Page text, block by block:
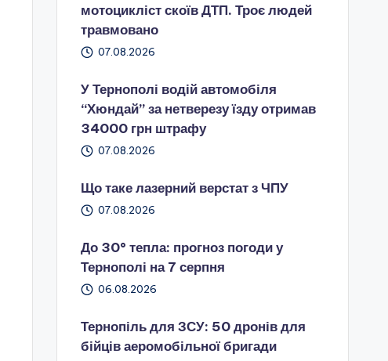
мотоцикліст скоїв ДТП. Троє людей
травмовано
07.08.2026
У Тернополі водій автомобіля
“Хюндай” за нетверезу їзду отримав
34000 грн штрафу
07.08.2026
Що таке лазерний верстат з ЧПУ
07.08.2026
До 30° тепла: прогноз погоди у
Тернополі на 7 серпня
06.08.2026
Тернопіль для ЗСУ: 50 дронів для
бійців аеромобільної бригади